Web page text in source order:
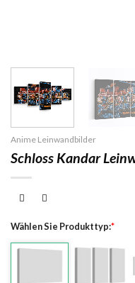
Anime Leinwandbilder
Schloss Kandar
Wählen Sie Produkttyp:*